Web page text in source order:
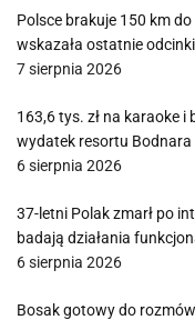
Polsce brakuje 150 km
wskazała ostatnie odcinki
7 sierpnia 2026
163,6 tys. zł na karaoke
wydatek resortu Bodnara
6 sierpnia 2026
37-letni Polak zmarł po
badają działania
6 sierpnia 2026
Bosak gotowy do